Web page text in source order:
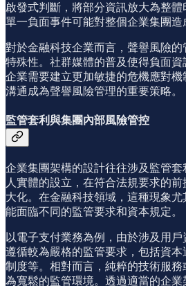
啟發式判斷，將部分資訊放大為整
單一負面事件可能對整個企業集團造
對於金融科技企業而言，聲譽風險
特殊性。社群媒體的普及使得負面資
企業需要建立更加敏捷的危機應對
溝通成為聲譽風險管理的重要策略。
監管套利與集團內部風險管控
企業集團架構的設計往往涉及監管
人實體的設立，在符合法規要求的
大化。在金融科技領域，這種現象
能面臨不同的監管要求和資本規定。
以電子支付業務為例，由於涉及用
遵循較為嚴格的監管要求，包括資
制度等。相對而言，純粹的技術服
為寬鬆的監管環境。透過適當的企